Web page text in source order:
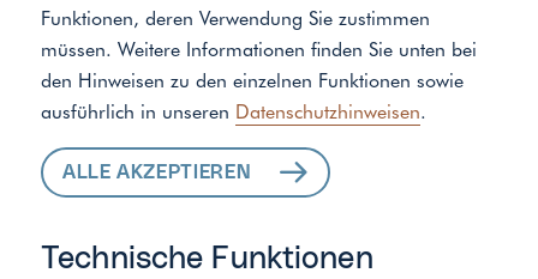
Funktionen, deren Verwendung Sie zustimmen
müssen. Weitere Informationen finden Sie unten bei
den Hinweisen zu den einzelnen Funktionen sowie
ausführlich in unseren Datenschutzhinweisen.
ALLE AKZEPTIEREN
Technische Funktionen
ALLE LEISTUNGEN
FÜR IHR ZUHAUSE